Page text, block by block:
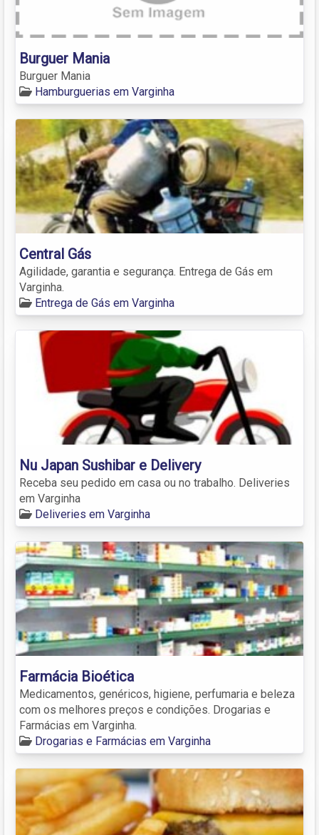
Burguer Mania
Burguer Mania
Hamburguerias em Varginha
Central Gás
Agilidade, garantia e segurança. Entrega de Gás em
Varginha.
Entrega de Gás em Varginha
Nu Japan Sushibar e Delivery
Receba seu pedido em casa ou no trabalho. Deliveries
em Varginha
Deliveries em Varginha
Farmácia Bioética
Medicamentos, genéricos, higiene, perfumaria e beleza
com os melhores preços e condições. Drogarias e
Farmácias em Varginha.
Drogarias e Farmácias em Varginha